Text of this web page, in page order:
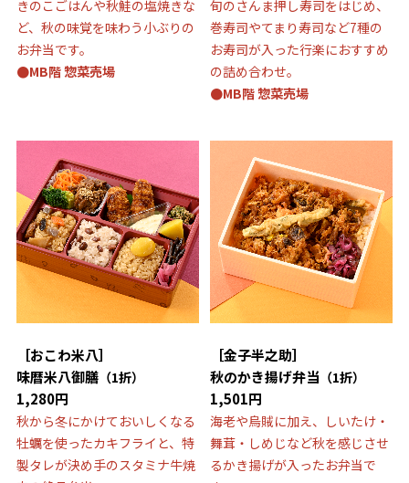
きのこごはんや秋鮭の塩焼きな
ど、秋の味覚を味わう小ぶりの
お弁当です。
●MB階 惣菜売場
旬のさんま押し寿司をはじめ、
巻寿司やてまり寿司など7種の
お寿司が入った行楽におすすめ
の詰め合わせ。
●MB階 惣菜売場
［おこわ米八］
味暦米八御膳（1折）
1,280円
秋から冬にかけておいしくなる
牡蠣を使ったカキフライと、特
製タレが決め手のスタミナ牛焼
［金子半之助］
秋のかき揚げ弁当 （1折）
1,501円
海老や烏賊に加え、しいたけ・
舞茸・しめじなど秋を感じさせ
るかき揚げが入ったお弁当で